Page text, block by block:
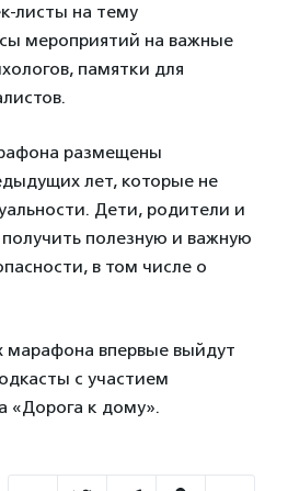
листы на тему
мероприятий на важные
памятки для
размещены
лет, которые не
Дети, родители и
полезную и важную
в том числе о
марафона впервые выйдут
с участием
«Дорога к дому».